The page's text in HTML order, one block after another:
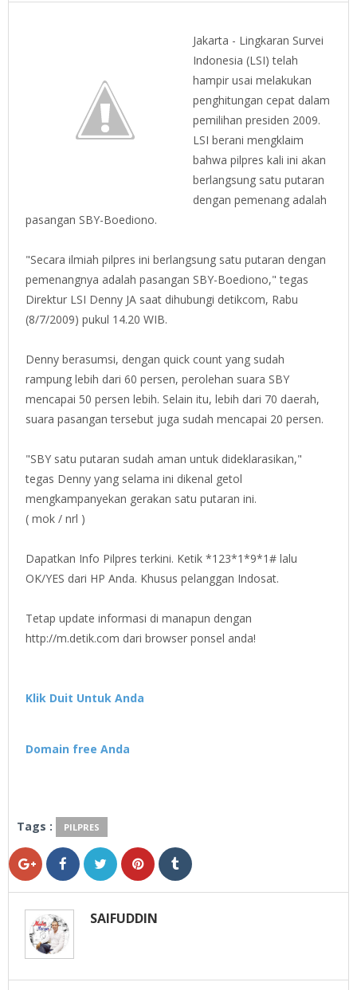
Jakarta - Lingkaran Survei
Indonesia (LSI) telah
hampir usai melakukan
penghitungan cepat dalam
pemilihan presiden 2009.
LSI berani mengklaim
bahwa pilpres kali ini akan
berlangsung satu putaran
dengan pemenang adalah
pasangan SBY-Boediono.
"Secara ilmiah pilpres ini berlangsung satu putaran dengan
pemenangnya adalah pasangan SBY-Boediono," tegas
Direktur LSI Denny JA saat dihubungi detikcom, Rabu
(8/7/2009) pukul 14.20 WIB.
Denny berasumsi, dengan quick count yang sudah
rampung lebih dari 60 persen, perolehan suara SBY
mencapai 50 persen lebih. Selain itu, lebih dari 70 daerah,
suara pasangan tersebut juga sudah mencapai 20 persen.
"SBY satu putaran sudah aman untuk dideklarasikan,"
tegas Denny yang selama ini dikenal getol
mengkampanyekan gerakan satu putaran ini.
( mok / nrl )
Dapatkan Info Pilpres terkini. Ketik *123*1*9*1# lalu
OK/YES dari HP Anda. Khusus pelanggan Indosat.
Tetap update informasi di manapun dengan
http://m.detik.com dari browser ponsel anda!
Klik Duit Untuk Anda
Domain free Anda
Tags : PILPRES
SAIFUDDIN